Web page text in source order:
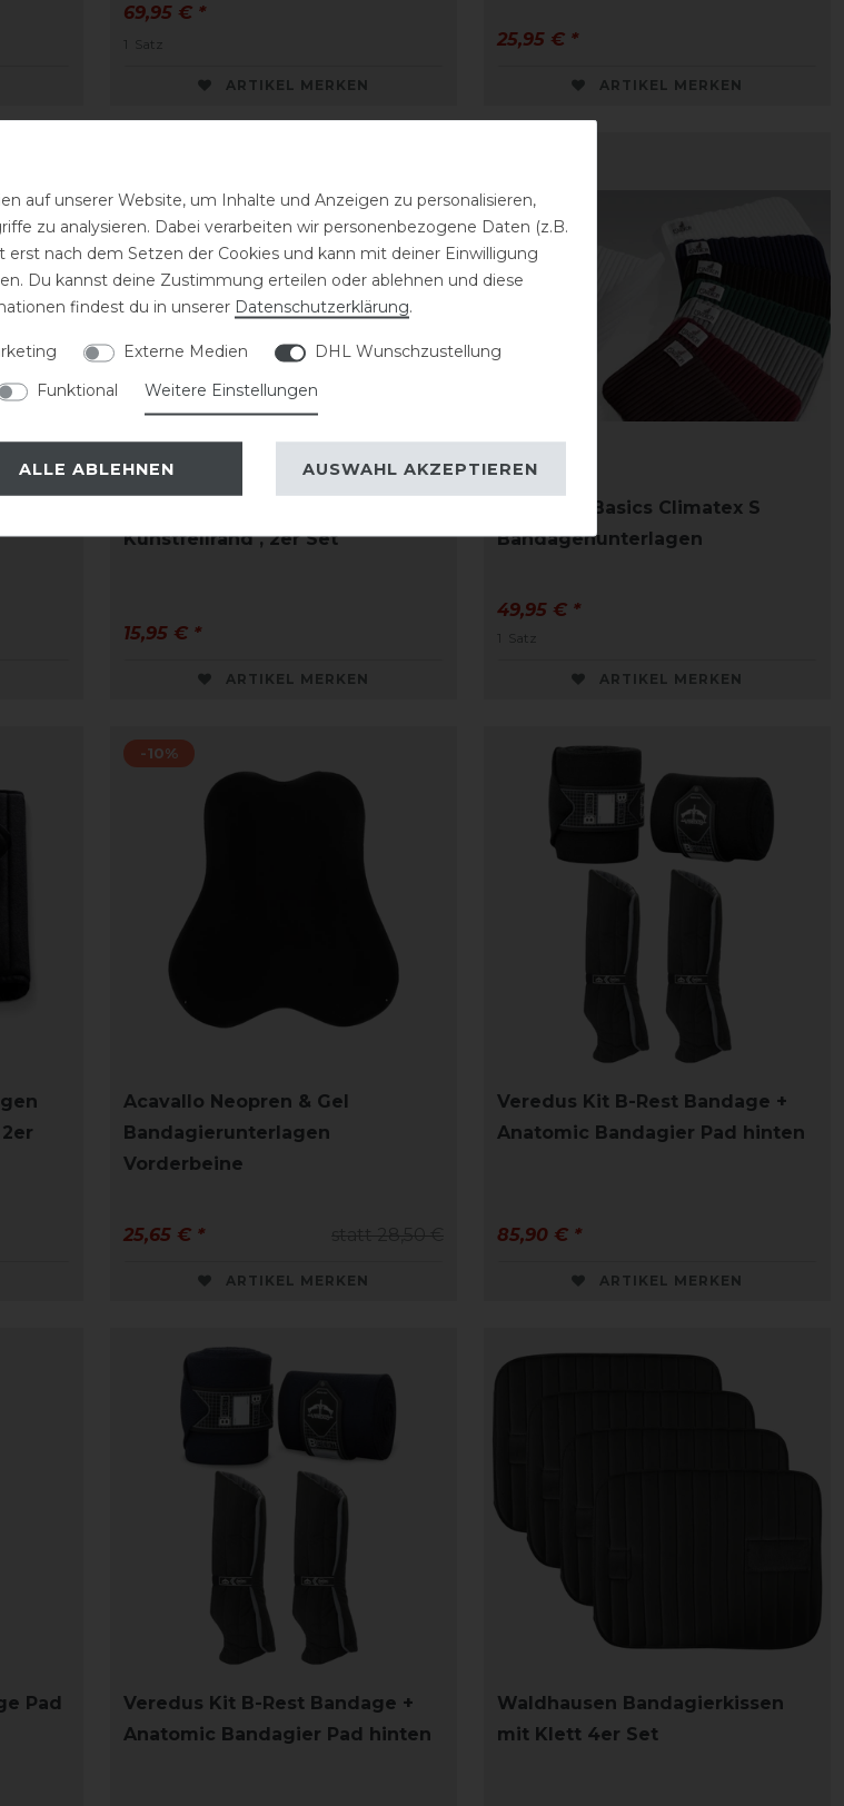
69,95 € *
1 Satz
ARTIKEL MERKEN
25,95 € *
ARTIKEL MERKEN
Kunstfellrand , 2er Set
15,95 € *
ARTIKEL MERKEN
Eskadron Basics Climatex S
Bandagenunterlagen
49,95 € *
1 Satz
ARTIKEL MERKEN
-10%
Acavallo Neopren & Gel
Bandagierunterlagen
Vorderbeine
25,65 € *
ARTIKEL MERKEN
Veredus Kit B-Rest Bandage +
Anatomic Bandagier Pad hinten
85,90 € *
ARTIKEL MERKEN
Pad
Veredus Kit B-Rest Bandage +
Anatomic Bandagier Pad hinten
Waldhausen Bandagierkissen
mit Klett 4er Set
auf unserer Website, um Inhalte und Anzeigen zu personalisieren,
zu analysieren. Dabei verarbeiten wir personenbezogene Daten (z.B.
nach dem Setzen der Cookies und kann mit deiner Einwilligung
Du kannst deine Zustimmung erteilen oder ablehnen und diese
findest du in unserer Daten­schutz­erklärung.
Externe Medien
DHL Wunschzustellung
Funktional Weitere Einstellungen
ALLE ABLEHNEN AUSWAHL AKZEPTIEREN